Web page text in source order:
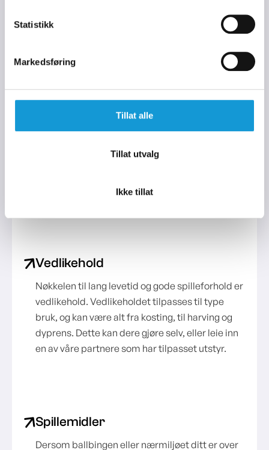
Statistikk
Markedsføring
Tillat alle
Tillat utvalg
Ikke tillat
Installasjon
Hos oss kan du velge om du vil installere selv,
komplette DIY pakker som er enkle å montere
installasjonsmanual
Vedlikehold
Nøkkelen til lang levetid og gode spilleforhold er
vedlikehold. Vedlikeholdet tilpasses til type
bruk, og kan være alt fra kosting, til harving og
dyprens. Dette kan dere gjøre selv, eller leie inn
en av våre partnere som har tilpasset utstyr.
Spillemidler
Dersom ballbingen eller nærmiljøet ditt er over